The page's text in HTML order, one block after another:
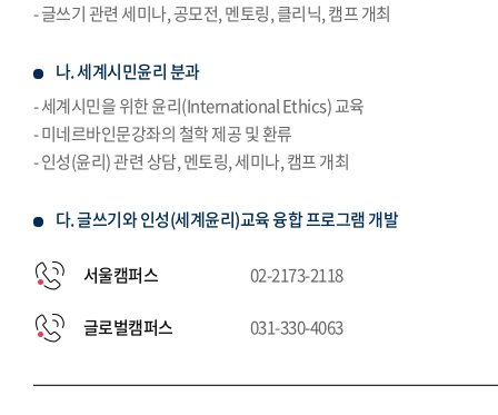
- 글쓰기 관련 세미나, 공모전, 멘토링, 클리닉, 캠프 개최
나. 세계시민윤리 분과
- 세계시민을 위한 윤리(International Ethics) 교육
- 미네르바인문강좌의 철학 제공 및 환류
- 인성(윤리) 관련 상담, 멘토링, 세미나, 캠프 개최
다. 글쓰기와 인성(세계윤리)교육 융합 프로그램 개발
서울캠퍼스 02-2173-2118
글로벌캠퍼스 031-330-4063